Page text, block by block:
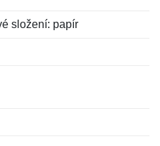
složení: papír